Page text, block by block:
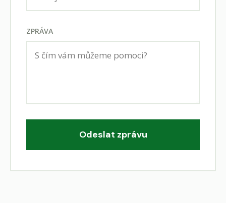
ZPRÁVA
Odeslat zprávu